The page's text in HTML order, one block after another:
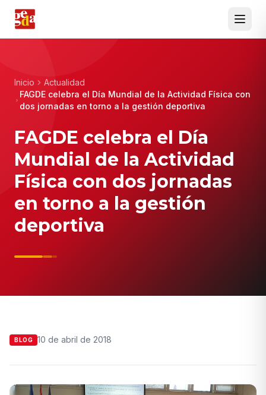
Inicio
Actualidad
FAGDE celebra el Día Mundial de la Actividad Física con
dos jornadas en torno a la gestión deportiva
FAGDE celebra el Día
Mundial de la Actividad
Física con dos jornadas
en torno a la gestión
deportiva
BLOG 10 de abril de 2018